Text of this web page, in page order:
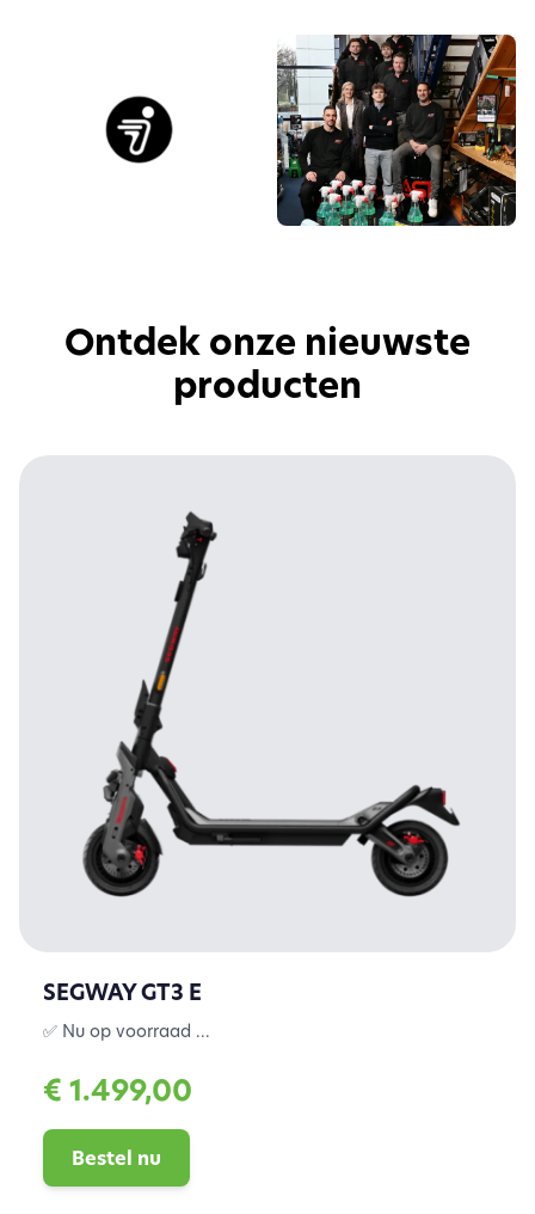
Ontdek onze nieuwste
producten
SEGWAY GT3 E
✅ Nu op voorraad ...
€ 1.499,00
Bestel nu